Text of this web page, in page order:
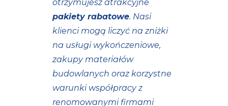
otrzymujesz atrakcyjne
pakiety rabatowe. Nasi
klienci mogą liczyć na zniżki
na usługi wykończeniowe,
zakupy materiałów
budowlanych oraz korzystne
warunki współpracy z
renomowanymi firmami